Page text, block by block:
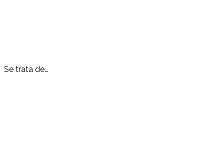
Se trata de…